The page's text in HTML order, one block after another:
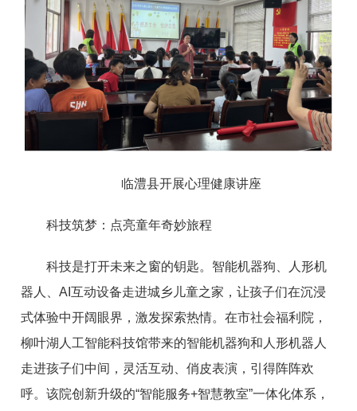
临澧县开展心理健康讲座
科技筑梦：点亮童年奇妙旅程
科技是打开未来之窗的钥匙。智能机器狗、人形机
器人、AI互动设备走进城乡儿童之家，让孩子们在沉浸
式体验中开阔眼界，激发探索热情。在市社会福利院，
柳叶湖人工智能科技馆带来的智能机器狗和人形机器人
走进孩子们中间，灵活互动、俏皮表演，引得阵阵欢
呼。该院创新升级的“智能服务+智慧教室”一体化体系，